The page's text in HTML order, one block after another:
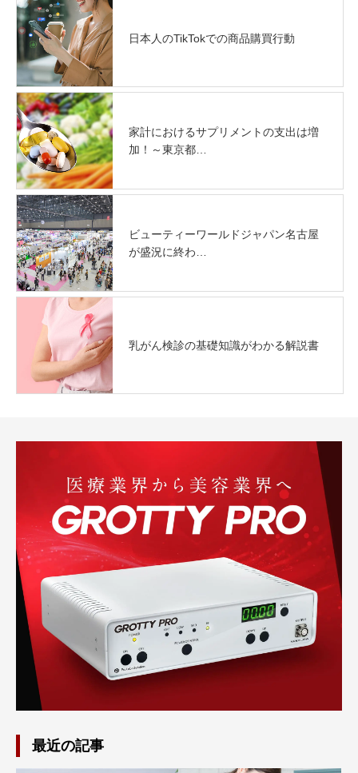
日本人のTikTokでの商品購買行動
家計におけるサプリメントの支出は増
加！～東京都…
ビューティーワールドジャパン名古屋
が盛況に終わ…
乳がん検診の基礎知識がわかる解説書
最近の記事